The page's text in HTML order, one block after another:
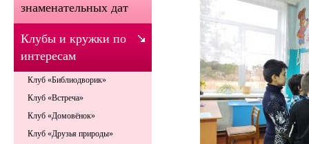
знаменательных дат
Клубы и кружки по
интересам
Клуб «Библиодворик»
Клуб «Встреча»
Клуб «Домовёнок»
Клуб «Друзья природы»